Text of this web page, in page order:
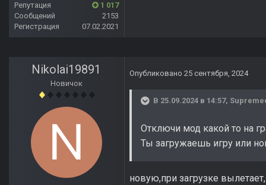
Репутация
1 017
Сообщений
2153
Регистрация
07.02.2021
Nikolai19891
Новичок
Опубликовано 25 сентября, 2024
В 25.09.2024 в 14:57,
Отключи мод какой то на
Ты загружаешь игру или
новую,при загрузке